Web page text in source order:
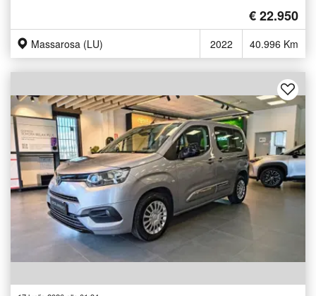
€ 22.950
Massarosa (LU) 2022 40.996 Km